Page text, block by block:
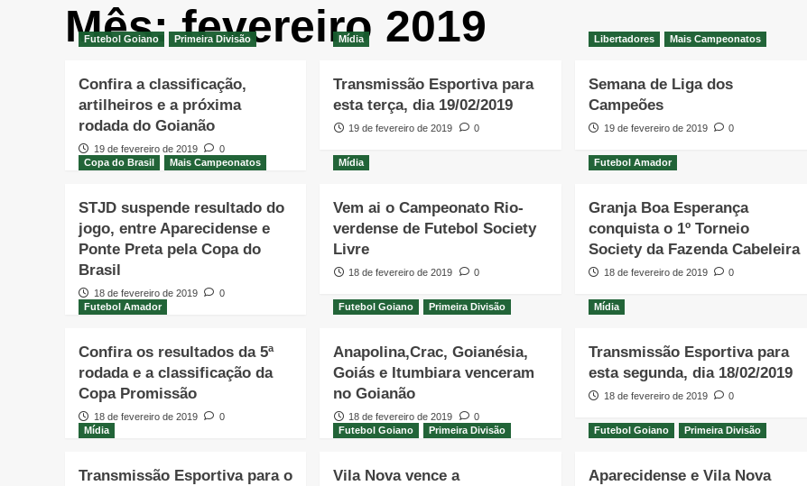
Mês:fevereiro 2019
Futebol Goiano Primeira Divisão
Confira a classificação,
artilheiros e a próxima
rodada do Goianão
19 de fevereiro de 2019 0
Mídia
Transmissão Esportiva para
esta terça, dia 19/02/2019
19 de fevereiro de 2019 0
Libertadores Mais Campeonatos
Semana de Liga dos
Campeões
19 de fevereiro de 2019 0
Copa do Brasil Mais Campeonatos
STJD suspende resultado do
jogo, entre Aparecidense e
Ponte Preta pela Copa do
Brasil
18 de fevereiro de 2019 0
Mídia
Vem ai o Campeonato Rio-
verdense de Futebol Society
Livre
18 de fevereiro de 2019 0
Futebol Amador
Granja Boa Esperança
conquista o 1º Torneio
Society da Fazenda Cabeleira
18 de fevereiro de 2019 0
Futebol Amador
Confira os resultados da 5ª
rodada e a classificação da
Copa Promissão
18 de fevereiro de 2019 0
Futebol Goiano Primeira Divisão
Anapolina,Crac, Goianésia,
Goiás e Itumbiara venceram
no Goianão
18 de fevereiro de 2019 0
Mídia
Transmissão Esportiva para
esta segunda, dia 18/02/2019
18 de fevereiro de 2019 0
Mídia
Transmissão Esportiva para o
Futebol Goiano Primeira Divisão
Vila Nova vence a
Futebol Goiano Primeira Divisão
Aparecidense e Vila Nova